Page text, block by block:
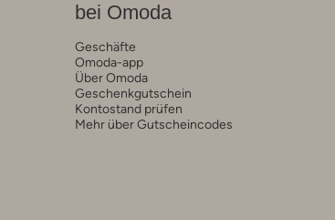
bei Omoda
Geschäfte
Omoda-app
Über Omoda
Geschenkgutschein
Kontostand prüfen
Mehr über Gutscheincodes